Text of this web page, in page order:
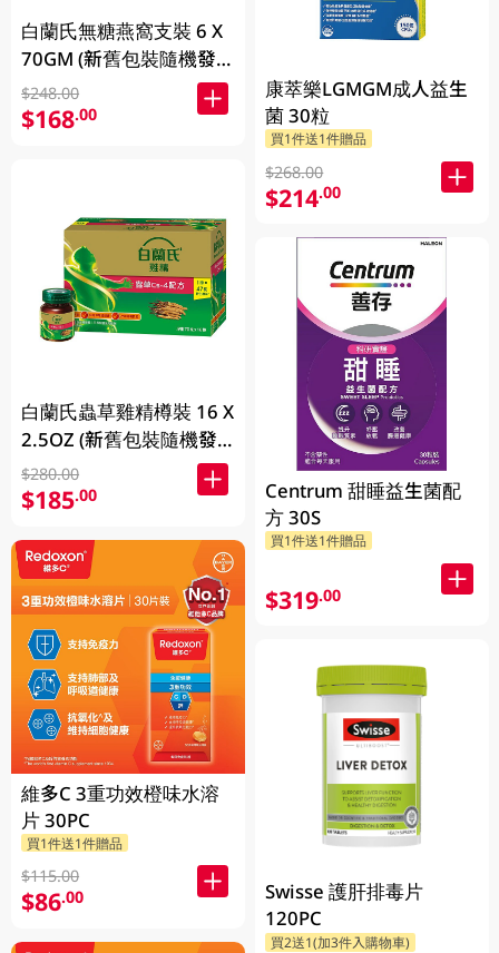
白蘭氏無糖燕窩支裝 6 X
70GM (新舊包裝隨機發
放)
$248.00
$168.00
白蘭氏蟲草雞精樽裝 16 X
2.5OZ (新舊包裝隨機發
放)
$280.00
$185.00
維多C 3重功效橙味水溶
片 30PC
買1件送1件贈品
$115.00
$86.00
康萃樂LGMGM成人益生
菌 30粒
買1件送1件贈品
$268.00
$214.00
Centrum 甜睡益生菌配
方 30S
買1件送1件贈品
$319.00
Swisse 護肝排毒片
120PC
買2送1(加3件入購物車)